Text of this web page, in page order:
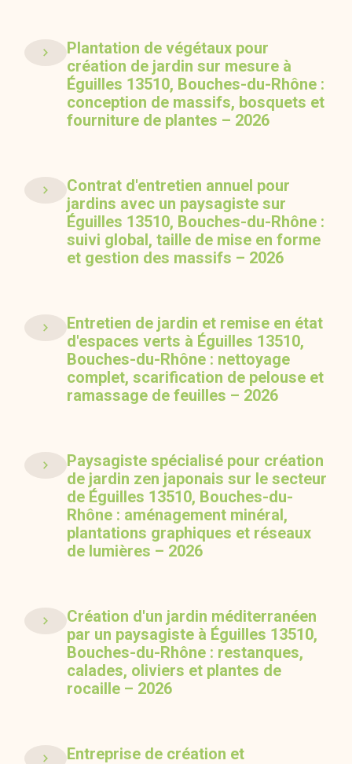
Plantation de végétaux pour
création de jardin sur mesure à
Éguilles 13510, Bouches-du-Rhône :
conception de massifs, bosquets et
fourniture de plantes – 2026
Contrat d'entretien annuel pour
jardins avec un paysagiste sur
Éguilles 13510, Bouches-du-Rhône :
suivi global, taille de mise en forme
et gestion des massifs – 2026
Entretien de jardin et remise en état
d'espaces verts à Éguilles 13510,
Bouches-du-Rhône : nettoyage
complet, scarification de pelouse et
ramassage de feuilles – 2026
Paysagiste spécialisé pour création
de jardin zen japonais sur le secteur
de Éguilles 13510, Bouches-du-
Rhône : aménagement minéral,
plantations graphiques et réseaux
de lumières – 2026
Création d'un jardin méditerranéen
par un paysagiste à Éguilles 13510,
Bouches-du-Rhône : restanques,
calades, oliviers et plantes de
rocaille – 2026
Entreprise de création et